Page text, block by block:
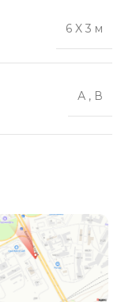
6 X 3 м
А , В